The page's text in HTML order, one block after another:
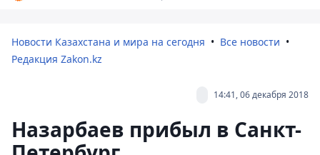
Новости Казахстана и мира на сегодня
Все новости
Редакция Zakon.kz
14:41, 06 декабря 2018
Назарбаев прибыл в Санкт-